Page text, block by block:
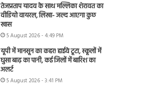
तेजप्रताप यादव के साथ मल्लिका शेरावत का
वीडियो वायरल, लिखा- जल्द आएगा कुछ
खास
5 August 2026 - 4:49 PM
यूपी में मानसून का कहर! हाईवे टूटा, स्कूलों में
घुसा बाढ़ का पानी, कई जिलों में बारिश का
अलर्ट
5 August 2026 - 3:41 PM